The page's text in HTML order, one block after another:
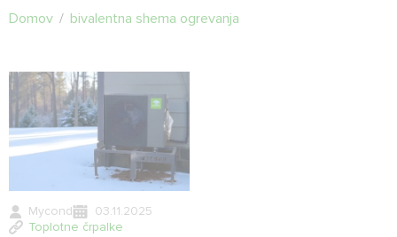
Domov / bivalentna shema ogrevanja
Mycond
03.11.2025
Toplotne črpalke